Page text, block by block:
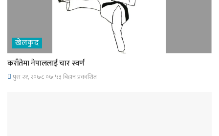
खेलकुद
कराँतेमा नेपाललाई चार स्वर्ण
पुस २१, २०७८ ०७;५३ बिहान प्रकाशित